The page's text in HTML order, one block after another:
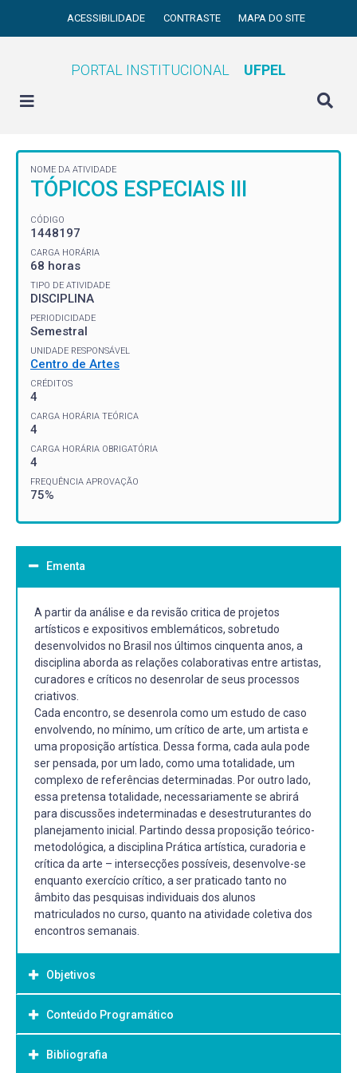
ACESSIBILIDADE CONTRASTE MAPA DO SITE
PORTAL INSTITUCIONAL UFPEL
NOME DA ATIVIDADE
TÓPICOS ESPECIAIS III
CÓDIGO
1448197
CARGA HORÁRIA
68 horas
TIPO DE ATIVIDADE
DISCIPLINA
PERIODICIDADE
Semestral
UNIDADE RESPONSÁVEL
Centro de Artes
CRÉDITOS
4
CARGA HORÁRIA TEÓRICA
4
CARGA HORÁRIA OBRIGATÓRIA
4
FREQUÊNCIA APROVAÇÃO
75%
Ementa
A partir da análise e da revisão critica de projetos
artísticos e expositivos emblemáticos, sobretudo
desenvolvidos no Brasil nos últimos cinquenta anos, a
disciplina aborda as relações colaborativas entre artistas,
curadores e críticos no desenrolar de seus processos
criativos.
Cada encontro, se desenrola como um estudo de caso
envolvendo, no mínimo, um crítico de arte, um artista e
uma proposição artística. Dessa forma, cada aula pode
ser pensada, por um lado, como uma totalidade, um
complexo de referências determinadas. Por outro lado,
essa pretensa totalidade, necessariamente se abrirá
para discussões indeterminadas e desestruturantes do
planejamento inicial. Partindo dessa proposição teórico-
metodológica, a disciplina Prática artística, curadoria e
crítica da arte – intersecções possíveis, desenvolve-se
enquanto exercício crítico, a ser praticado tanto no
âmbito das pesquisas individuais dos alunos
matriculados no curso, quanto na atividade coletiva dos
encontros semanais.
Objetivos
Objetivo Geral:
A partir da análise e da revisão critica de projetos
artísticos e expositivos emblemáticos, sobretudo
Conteúdo Programático
Mônica Zielinsky – Criação e crítica, Substâncias da arte.
Bibliografia